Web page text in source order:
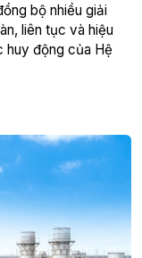
bộ nhiều giải
liên tục và hiệu
huy động của Hệ